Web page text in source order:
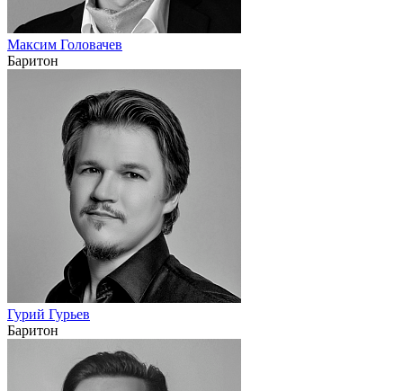
Максим Головачев
Баритон
Гурий Гурьев
Баритон